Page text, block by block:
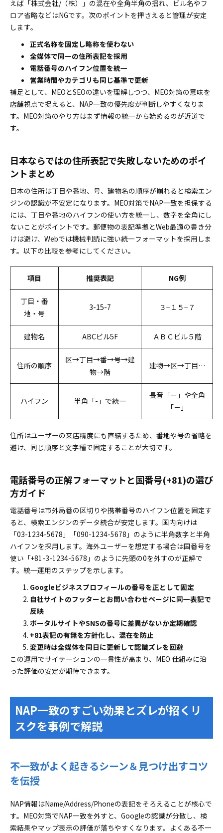
えば「株式会社/（株）」の混在や全角半角の揺れ、ビル名やフ
ロア省略などはNGです。次のポイントを押さえると管理が安定
します。
正式名称を固定し略称を使わない
全媒体で同一の住所表記を採用
電話番号のハイフン位置を統一
営業時間やカテゴリも同じ基準で更新
補足として、MEOとSEOの違いを理解しつつ、MEO対策の意味を
店舗視点で捉えると、NAP一致の優先度が判断しやすくなりま
す。MEO対策のやり方はまず情報の統一から始めるのが近道で
す。
日本ならではの住所表記で失敗しないためのポイ
ントまとめ
日本の住所は丁目や番地、号、建物名の順序が崩れると検索エン
ジンの認識が不安定になります。MEO対策でNAP一致を担保する
には、丁目や番地のハイフンの使い方を統一し、数字を全角にし
ないことがポイントです。郵便物の表記準拠とWeb最適の書き分
けは避け、Webでは機械判読に強い統一フォーマットを採用しま
す。以下の比較を参考にしてください。
項目 推奨表記 NG例
丁目・番
地・号
3-15-7 ３−１５−７
建物名 ABCビル5F ＡＢＣビル５階
住所の順序
区→丁目→番→号→建
物→階
建物→区→丁目…
ハイフン 半角「-」で統一
長音「ー」や全角
「－」
住所はユーザーの来店精度にも直結するため、番地や号の省略を
避け、同じ順序と文字種で固定することが大切です。
電話番号の正解フォーマットと国番号(+81)の選び
方ガイド
電話番号は市外局番の区切りや携帯番号のハイフン位置を固定す
ると、検索エンジンのデータ統合が安定します。国内向けは
「03-1234-5678」「090-1234-5678」のように半角数字と半角
ハイフンを採用します。海外ユーザーを想定する場合は国番号を
使い「+81-3-1234-5678」のように先頭の0を外すのが正解で
す。統一運用のステップを示します。
Googleビジネスプロフィールの番号を正として固定
自社サイトのフッターとお問い合わせページに同一表記で
反映
ポータルサイトやSNSの番号に差異がないか定期確認
+81表記の有無を方針化し、混在を防止
変更時は全媒体を同日に更新して認識ズレを回避
この運用でサイテーションの一貫性が高まり、MEO 仕組みに沿
った評価の安定が期待できます。
NAP一致のすごい効果とズレが招くリ
スクを事例で解説
不一致がよく起きるシーン＆見つけ出すコツ
を伝授
NAP情報はName/Address/Phoneの表記をそろえることが核心で
す。MEO対策でNAP一致を外すと、Googleの認識が分散し、検
索結果やマップ表示の評価が落ちやすくなります。よくある不一